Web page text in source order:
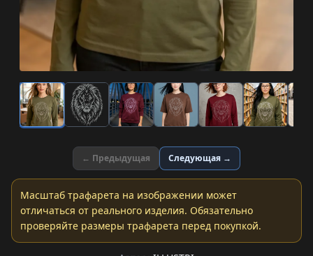
← Предыдущая Следующая →
Масштаб трафарета на изображении может
отличаться от реального изделия. Обязательно
проверяйте размеры трафарета перед покупкой.